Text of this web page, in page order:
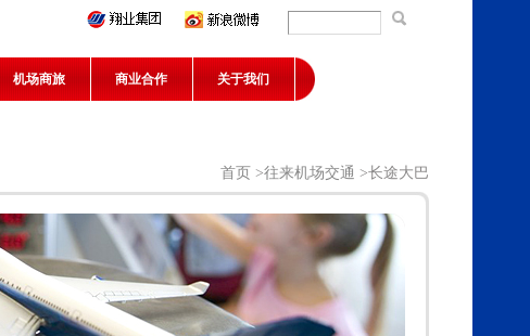
机场商旅 商业合作 关于我们
首页 >往来机场交通 >长途大巴